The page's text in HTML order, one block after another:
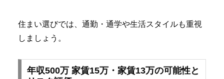
住まい選びでは、通勤・通学や生活スタイルも重視
しましょう。
年収500万 家賃15万・家賃13万の可能性と